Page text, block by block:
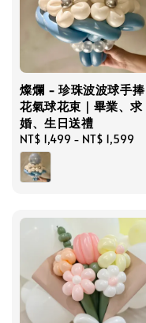
燦爛 - 珍珠波波球手捧
花氣球花束｜畢業、求
婚、生日送禮
Regular
price
NT$ 1,499 - NT$ 1,599